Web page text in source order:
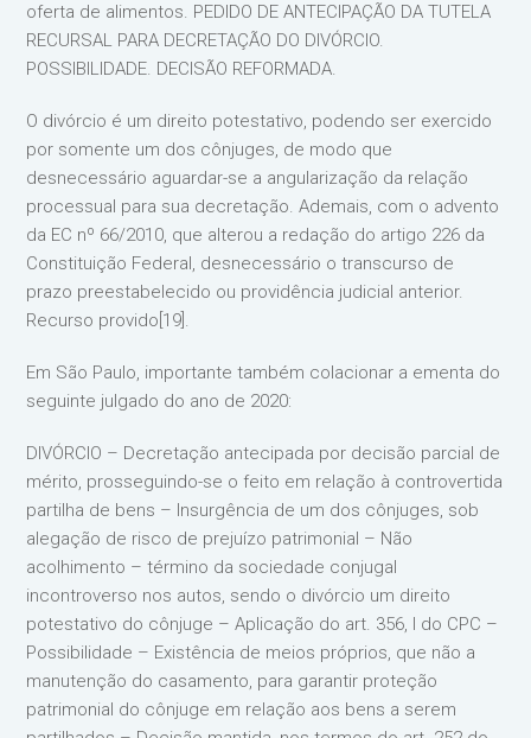
oferta de alimentos. PEDIDO DE ANTECIPAÇÃO DA TUTELA
RECURSAL PARA DECRETAÇÃO DO DIVÓRCIO.
POSSIBILIDADE. DECISÃO REFORMADA.
O divórcio é um direito potestativo, podendo ser exercido
por somente um dos cônjuges, de modo que
desnecessário aguardar-se a angularização da relação
processual para sua decretação. Ademais, com o advento
da EC nº 66/2010, que alterou a redação do artigo 226 da
Constituição Federal, desnecessário o transcurso de
prazo preestabelecido ou providência judicial anterior.
Recurso provido[19].
Em São Paulo, importante também colacionar a ementa do
seguinte julgado do ano de 2020:
DIVÓRCIO – Decretação antecipada por decisão parcial de
mérito, prosseguindo-se o feito em relação à controvertida
partilha de bens – Insurgência de um dos cônjuges, sob
alegação de risco de prejuízo patrimonial – Não
acolhimento – término da sociedade conjugal
incontroverso nos autos, sendo o divórcio um direito
potestativo do cônjuge – Aplicação do art. 356, I do CPC –
Possibilidade – Existência de meios próprios, que não a
manutenção do casamento, para garantir proteção
patrimonial do cônjuge em relação aos bens a serem